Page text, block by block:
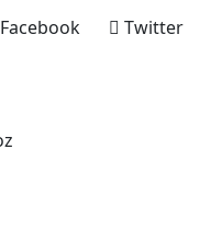
Twitter
Facebook